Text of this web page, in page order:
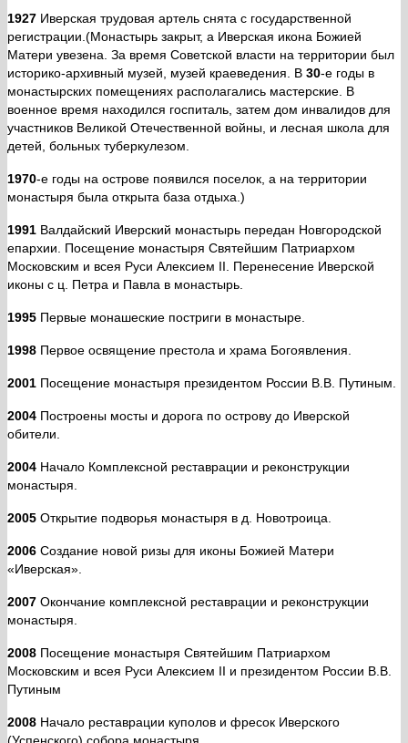
1927 Иверская трудовая артель снята с государственной
регистрации.(Монастырь закрыт, а Иверская икона Божией
Матери увезена. За время Советской власти на территории был
историко-архивный музей, музей краеведения. В 30-е годы в
монастырских помещениях располагались мастерские. В
военное время находился госпиталь, затем дом инвалидов для
участников Великой Отечественной войны, и лесная школа для
детей, больных туберкулезом.
1970-е годы на острове появился поселок, а на территории
монастыря была открыта база отдыха.)
1991 Валдайский Иверский монастырь передан Новгородской
епархии. Посещение монастыря Святейшим Патриархом
Московским и всея Руси Алексием II. Перенесение Иверской
иконы с ц. Петра и Павла в монастырь.
1995 Первые монашеские постриги в монастыре.
1998 Первое освящение престола и храма Богоявления.
2001 Посещение монастыря президентом России В.В. Путиным.
2004 Построены мосты и дорога по острову до Иверской
обители.
2004 Начало Комплексной реставрации и реконструкции
монастыря.
2005 Открытие подворья монастыря в д. Новотроица.
2006 Создание новой ризы для иконы Божией Матери
«Иверская».
2007 Окончание комплексной реставрации и реконструкции
монастыря.
2008 Посещение монастыря Святейшим Патриархом
Московским и всея Руси Алексием II и президентом России В.В.
Путиным
2008 Начало реставрации куполов и фресок Иверского